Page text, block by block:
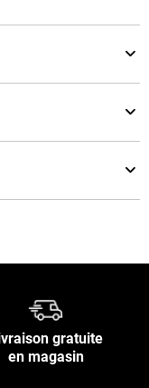
gratuite
en magasin